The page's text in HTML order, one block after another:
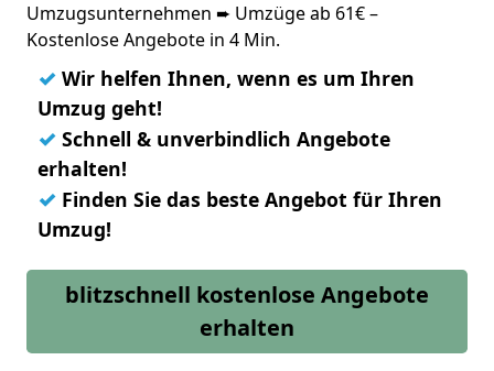
Umzugsunternehmen ➨ Umzüge ab 61€ –
Kostenlose Angebote in 4 Min.
✓ Wir helfen Ihnen, wenn es um Ihren
Umzug geht!
✓ Schnell & unverbindlich Angebote
erhalten!
✓ Finden Sie das beste Angebot für Ihren
Umzug!
blitzschnell kostenlose Angebote
erhalten